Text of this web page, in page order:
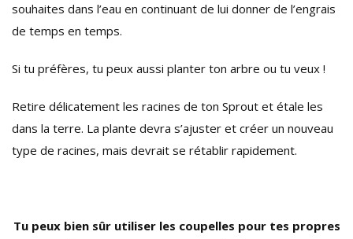
souhaites dans l’eau en continuant de lui donner de l’engrais
de temps en temps.
Si tu préfères, tu peux aussi planter ton arbre ou tu veux !
Retire délicatement les racines de ton Sprout et étale les
dans la terre. La plante devra s’ajuster et créer un nouveau
type de racines, mais devrait se rétablir rapidement.
Tu peux bien sûr utiliser les coupelles pour tes propres